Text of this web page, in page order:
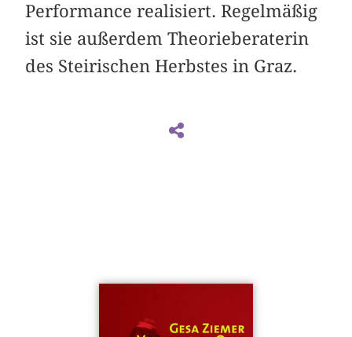
Performance realisiert. Regelmäßig
ist sie außerdem Theorieberaterin
des Steirischen Herbstes in Graz.